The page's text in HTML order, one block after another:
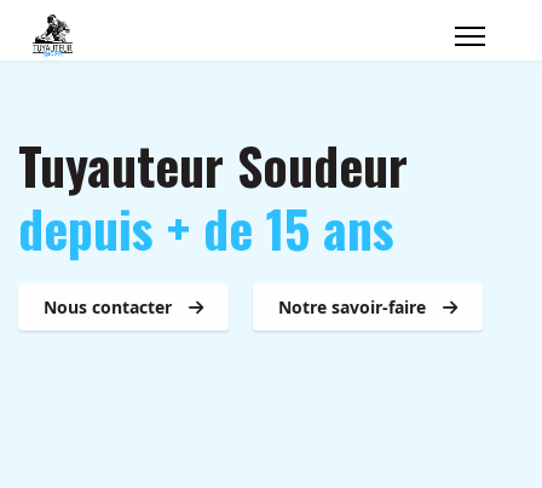
Tuyauteur Soudeur
depuis + de 15 ans
Nous contacter Notre savoir-faire